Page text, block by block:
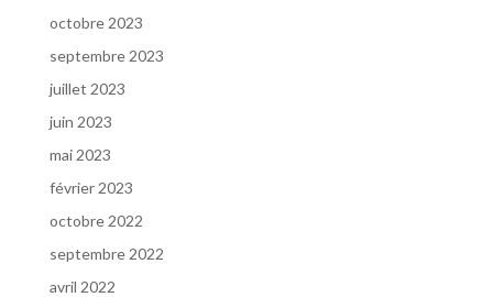
octobre 2023
septembre 2023
juillet 2023
juin 2023
mai 2023
février 2023
octobre 2022
septembre 2022
avril 2022